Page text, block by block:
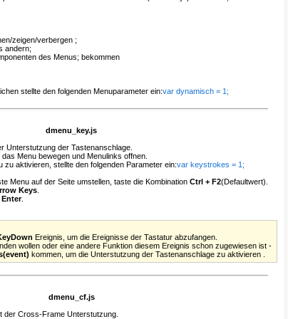
zeigen/verbergen ;
andern;
des Menus; bekommen
stellte den folgenden Menuparameter ein:var dynamisch = 1;
dmenu_key.js
Unterstutzung der Tastenanschlage.
Menu bewegen und Menulinks offnen.
aktivieren, stellte den folgenden Parameter ein:var keystrokes = 1;
Menu auf der Seite umstellen, taste die Kombination Ctrl + F2(Defaultwert).
Keys
Enter.
Ereignis, um die Ereignisse der Tastatur abzufangen.
wollen oder eine andere Funktion diesem Ereignis schon zugewiesen ist -
kommen, um die Unterstutzung der Tastenanschlage zu aktivieren .
dmenu_cf.js
der Cross-Frame Unterstutzung.